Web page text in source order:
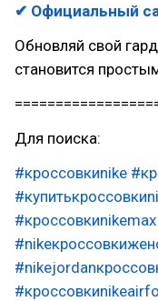
✔ Официальный
Обновляй свой
становится
Для поиска:
#кроссовкиnike
#кроссовкиnikemax